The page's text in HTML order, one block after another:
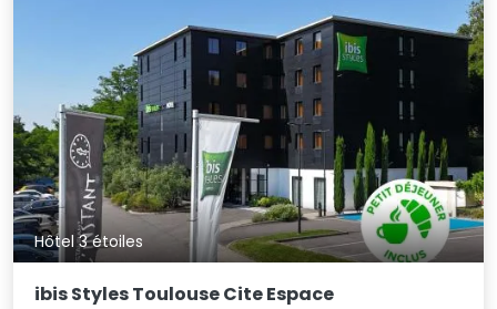
Hôtel 3 étoiles
ibis Styles Toulouse Cite Espace